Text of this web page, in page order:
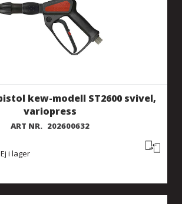
kew-modell ST2600 svivel,
variopress
ART NR. 202600632
Ej i lager